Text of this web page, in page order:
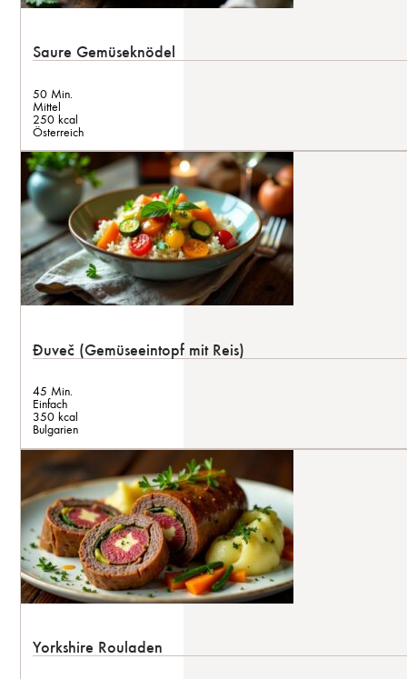
Saure Gemüseknödel
50 Min.
Mittel
250 kcal
Österreich
Đuveč (Gemüseeintopf mit Reis)
45 Min.
Einfach
350 kcal
Bulgarien
Yorkshire Rouladen